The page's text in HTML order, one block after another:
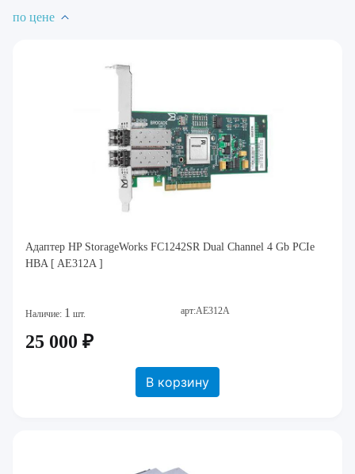
по цене
Адаптер HP StorageWorks FC1242SR Dual Channel 4 Gb PCIe
HBA [ AE312A ]
Наличие: 1 шт. арт:AE312A
25 000 ₽
В корзину